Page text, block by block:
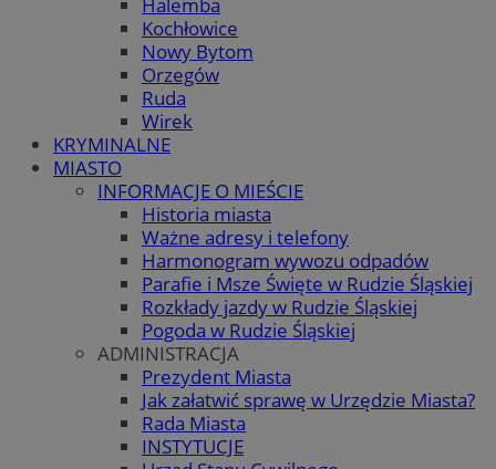
Kochłowice
Nowy Bytom
Orzegów
Ruda
Wirek
KRYMINALNE
MIASTO
INFORMACJE O MIEŚCIE
Historia miasta
Ważne adresy i telefony
Harmonogram wywozu odpadów
Parafie i Msze Święte w Rudzie Śląskiej
Rozkłady jazdy w Rudzie Śląskiej
Pogoda w Rudzie Śląskiej
ADMINISTRACJA
Prezydent Miasta
Jak załatwić sprawę w Urzędzie Miasta?
Rada Miasta
INSTYTUCJE